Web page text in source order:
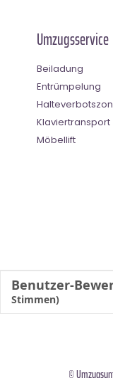
Umzugsservice
Beiladung
Entrümpelung
Klaviertransport
Möbellift
Benutzer-
Stimmen)
©